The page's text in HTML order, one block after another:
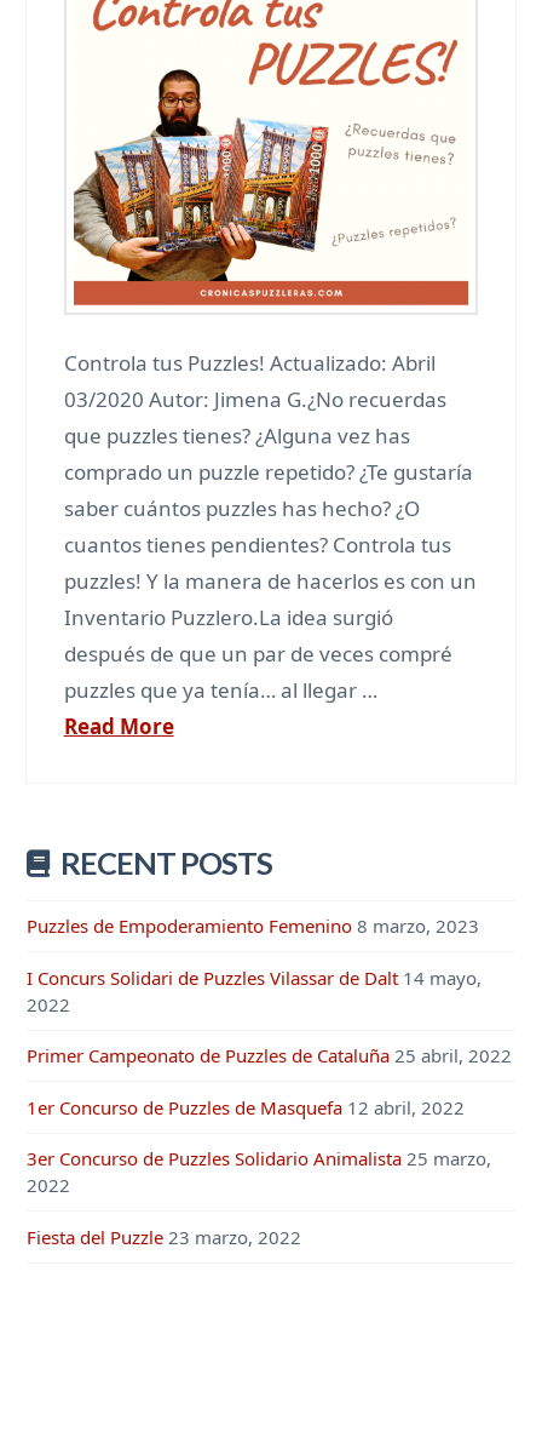
Controla tus Puzzles! Actualizado: Abril
03/2020 Autor: Jimena G.¿No recuerdas
que puzzles tienes? ¿Alguna vez has
comprado un puzzle repetido? ¿Te gustaría
saber cuántos puzzles has hecho? ¿O
cuantos tienes pendientes? Controla tus
puzzles! Y la manera de hacerlos es con un
Inventario Puzzlero.La idea surgió
después de que un par de veces compré
puzzles que ya tenía… al llegar …
Read More
RECENT POSTS
Puzzles de Empoderamiento Femenino 8 marzo, 2023
I Concurs Solidari de Puzzles Vilassar de Dalt 14 mayo,
2022
Primer Campeonato de Puzzles de Cataluña 25 abril, 2022
1er Concurso de Puzzles de Masquefa 12 abril, 2022
3er Concurso de Puzzles Solidario Animalista 25 marzo,
2022
Fiesta del Puzzle 23 marzo, 2022